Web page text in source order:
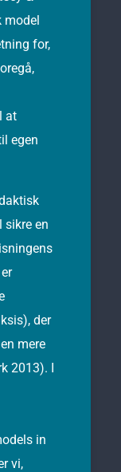
for,
at
egen
sikre en
der
mere
2013). I
in
vi,